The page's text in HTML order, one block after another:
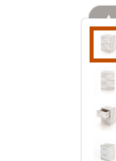
▲